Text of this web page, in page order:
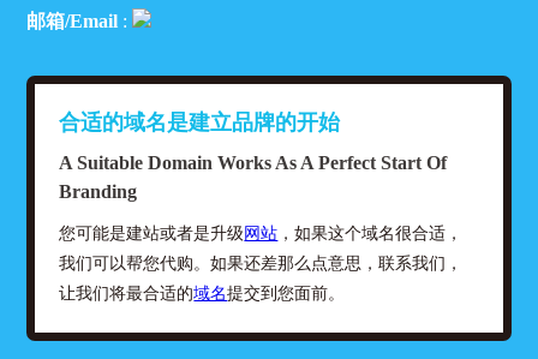
邮箱/Email :
合适的域名是建立品牌的开始
A Suitable Domain Works As A Perfect Start Of
Branding
您可能是建站或者是升级 网站 ，如果这个域名很合适，
我们可以帮您代购。如果还差那么点意思，联系我们，
让我们将最合适的域名提交到您面前。